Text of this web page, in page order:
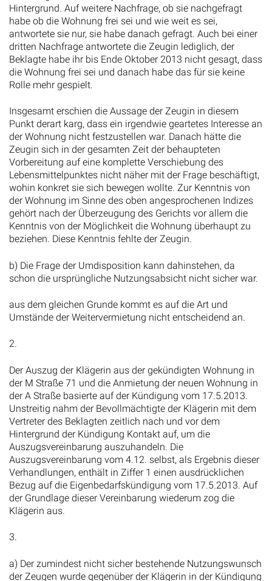
Hintergrund. Auf weitere Nachfrage, ob sie nachgefragt
habe ob die Wohnung frei sei und wie weit es sei,
antwortete sie nur, sie habe danach gefragt. Auch bei einer
dritten Nachfrage antwortete die Zeugin lediglich, der
Beklagte habe ihr bis Ende Oktober 2013 nicht gesagt, dass
die Wohnung frei sei und danach habe das für sie keine
Rolle mehr gespielt.
Insgesamt erschien die Aussage der Zeugin in diesem
Punkt derart karg, dass ein irgendwie geartetes Interesse an
der Wohnung nicht festzustellen war. Danach hätte die
Zeugin sich in der gesamten Zeit der behaupteten
Vorbereitung auf eine komplette Verschiebung des
Lebensmittelpunktes nicht näher mit der Frage beschäftigt,
wohin konkret sie sich bewegen wollte. Zur Kenntnis von
der Wohnung im Sinne des oben angesprochenen Indizes
gehört nach der Überzeugung des Gerichts vor allem die
Kenntnis von der Möglichkeit die Wohnung überhaupt zu
beziehen. Diese Kenntnis fehlte der Zeugin.
b) Die Frage der Umdisposition kann dahinstehen, da
schon die ursprüngliche Nutzungsabsicht nicht sicher war.
aus dem gleichen Grunde kommt es auf die Art und
Umstände der Weitervermietung nicht entscheidend an.
2.
Der Auszug der Klägerin aus der gekündigten Wohnung in
der M Straße 71 und die Anmietung der neuen Wohnung in
der A Straße basierte auf der Kündigung vom 17.5.2013.
Unstreitig nahm der Bevollmächtigte der Klägerin mit dem
Vertreter des Beklagten zeitlich nach und vor dem
Hintergrund der Kündigung Kontakt auf, um die
Auszugsvereinbarung auszuhandeln. Die
Auszugsvereinbarung vom 4.12. selbst, als Ergebnis dieser
Verhandlungen, enthält in Ziffer 1 einen ausdrücklichen
Bezug auf die Eigenbedarfskündigung vom 17.5.2013. Auf
der Grundlage dieser Vereinbarung wiederum zog die
Klägerin aus.
3.
a) Der zumindest nicht sicher bestehende Nutzungswunsch
der Zeugen wurde gegenüber der Klägerin in der Kündigung